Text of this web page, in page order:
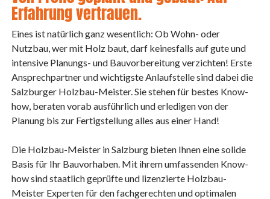
Erfahrung vertrauen.
Eines ist natürlich ganz wesentlich: Ob Wohn- oder
Nutzbau, wer mit Holz baut, darf keinesfalls auf gute und
intensive Planungs- und Bauvorbereitung verzichten! Erste
Ansprechpartner und wichtigste Anlaufstelle sind dabei die
Salzburger Holzbau-Meister. Sie stehen für bestes Know-
how, beraten vorab ausführlich und erledigen von der
Planung bis zur Fertigstellung alles aus einer Hand!
Die Holzbau-Meister in Salzburg bieten Ihnen eine solide
Basis für Ihr Bauvorhaben. Mit ihrem umfassenden Know-
how sind staatlich geprüfte und lizenzierte Holzbau-
Meister Experten für den fachgerechten und optimalen